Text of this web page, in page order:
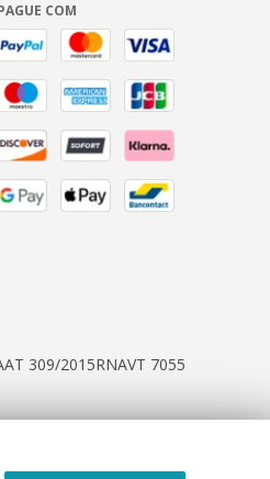
COM
309/2015RNAVT 7055